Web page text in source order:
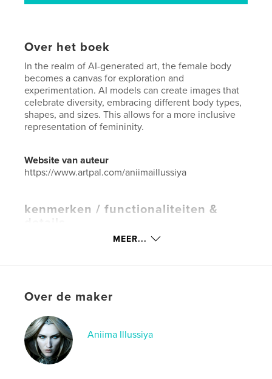
Over het boek
In the realm of AI-generated art, the female body
becomes a canvas for exploration and
experimentation. AI models can create images that
celebrate diversity, embracing different body types,
shapes, and sizes. This allows for a more inclusive
representation of femininity.
Website van auteur
https://www.artpal.com/aniimaillussiya
kenmerken / functionaliteiten &
Kunst & Fotografie
Projectoptie:
Standaard staand, 20×25 cm
Aantal pagina's:64
Datum publiceren:
TaalEnglish
Trefwoorden
MEER...
Over de maker
Aniima Illussiya